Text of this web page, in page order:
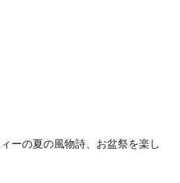
ーの夏の風物詩、お盆祭を楽し